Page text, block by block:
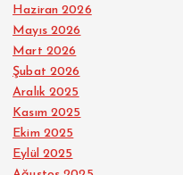
Haziran 2026
Mayıs 2026
Mart 2026
Şubat 2026
Aralık 2025
Kasım 2025
Ekim 2025
Eylül 2025